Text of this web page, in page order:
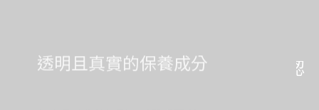
且真實的保養成分
溫和感受，來自細緻確認